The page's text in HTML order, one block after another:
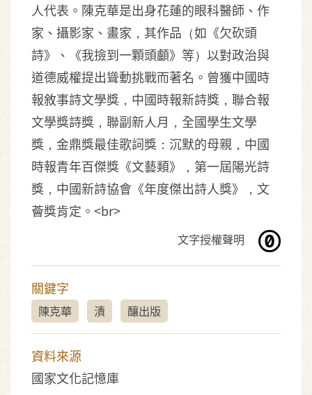
人代表。陳克華是出身花蓮的眼科醫師、作
家、攝影家、畫家，其作品（如《欠砍頭
詩》、《我撿到一顆頭顱》等）以對政治與
道德威權提出聳動挑戰而著名。曾獲中國時
報敘事詩文學獎，中國時報新詩獎，聯合報
文學獎詩獎，聯副新人月，全國學生文學
獎，金鼎獎最佳歌詞獎：沉默的母親，中國
時報青年百傑獎《文藝類》，第一屆陽光詩
獎，中國新詩協會《年度傑出詩人獎》，文
薈獎肯定。<br>
文字授權聲明
關鍵字
陳克華 漬 釀出版
資料來源
國家文化記憶庫